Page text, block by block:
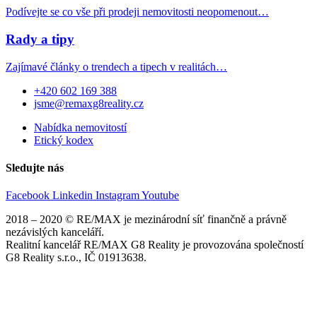
Podívejte se co vše při prodeji nemovitosti neopomenout…
Rady a tipy
Zajímavé články o trendech a tipech v realitách…
+420 602 169 388
jsme@remaxg8reality.cz
Nabídka nemovitostí
Etický kodex
Sledujte nás
Facebook Linkedin InstagramYoutube
2018 – 2020 © RE/MAX je mezinárodní síť finančně a právně
nezávislých kanceláří.
Realitní kancelář RE/MAX G8 Reality je provozována společností
G8 Reality s.r.o., IČ 01913638.